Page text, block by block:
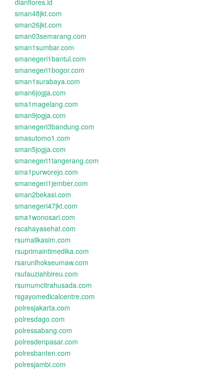
dianflores.id
sman48jkt.com
sman26jkt.com
sman03semarang.com
sman1sumbar.com
smanegeri1bantul.com
smanegeri1bogor.com
sman1surabaya.com
sman6jogja.com
sma1magelang.com
sman9jogja.com
smanegeri3bandung.com
smasutomo1.com
sman5jogja.com
smanegeri1tangerang.com
sma1purworejo.com
smanegeri1jember.com
sman2bekasi.com
smanegeri47jkt.com
sma1wonosari.com
rscahayasehat.com
rsumalikasim.com
rsuprimaintimedika.com
rsarunlhokseumaw.com
rsufauziahbireu.com
rsumumcitrahusada.com
rsgayomedicalcentre.com
polresjakarta.com
polresdago.com
polressabang.com
polresdenpasar.com
polresbanten.com
polresjambi.com